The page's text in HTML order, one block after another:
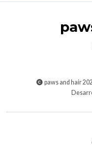
paws and hair